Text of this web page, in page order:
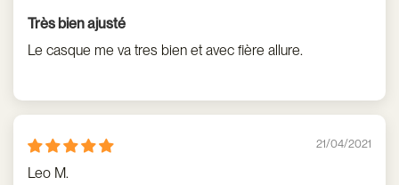
Très bien ajusté
Le casque me va tres bien et avec fière allure.
21/04/2021
Leo M.